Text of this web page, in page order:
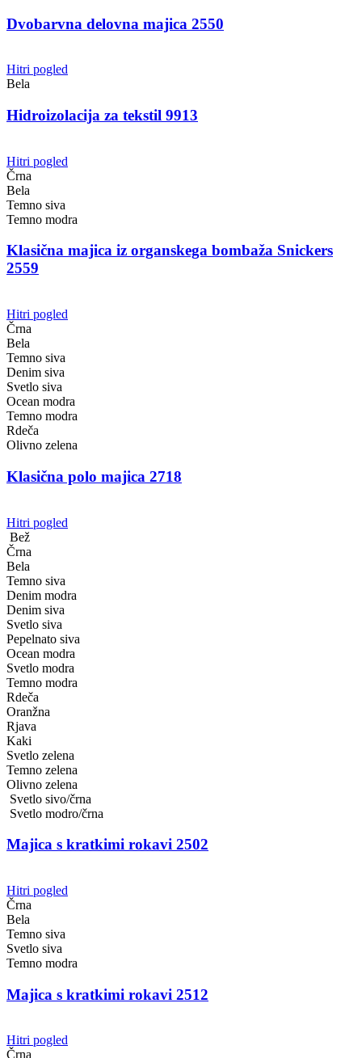
Dvobarvna delovna majica 2550
Hitri pogled
Bela
Hidroizolacija za tekstil 9913
Hitri pogled
Črna
Bela
Temno siva
Temno modra
Klasična majica iz organskega bombaža Snickers
2559
Hitri pogled
Črna
Bela
Temno siva
Denim siva
Svetlo siva
Ocean modra
Temno modra
Rdeča
Olivno zelena
Klasična polo majica 2718
Hitri pogled
Bež
Črna
Bela
Temno siva
Denim modra
Denim siva
Svetlo siva
Pepelnato siva
Ocean modra
Svetlo modra
Temno modra
Rdeča
Oranžna
Rjava
Kaki
Svetlo zelena
Temno zelena
Olivno zelena
Svetlo sivo/črna
Svetlo modro/črna
Majica s kratkimi rokavi 2502
Hitri pogled
Črna
Bela
Temno siva
Svetlo siva
Temno modra
Majica s kratkimi rokavi 2512
Hitri pogled
Črna